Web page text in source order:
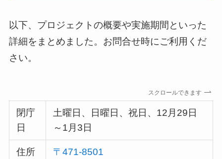
以下、プロジェクトの概要や実施期間といった
詳細をまとめました。お問合せ時にご利用くだ
さい。
スクロールできます
閉庁
日
土曜日、日曜日、祝日、12月29日
～1月3日
住所 〒471-8501